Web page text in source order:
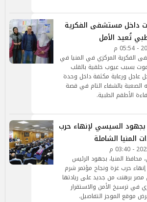
داخل مستشفى الفكرية
تُعيد الأمل
المركزي في المنيا في
بسبب عيوب خلقية بالقلب
عاجل ورعاية مكثفة داخل وحدة
الصعبة بالشفاء التام في قصة
الأطقم الطبية.
بجهود السيسي لإنهاء حرب
المنيا الشاملة
محافظ المنيا، بجهود الرئيس
حرب غزة ونجاح مؤتمر شرم
مصر برهنت من جديد على ريادتها
في ترسيخ الأمن والاستقرار
موقع الموجز التفاصيل.